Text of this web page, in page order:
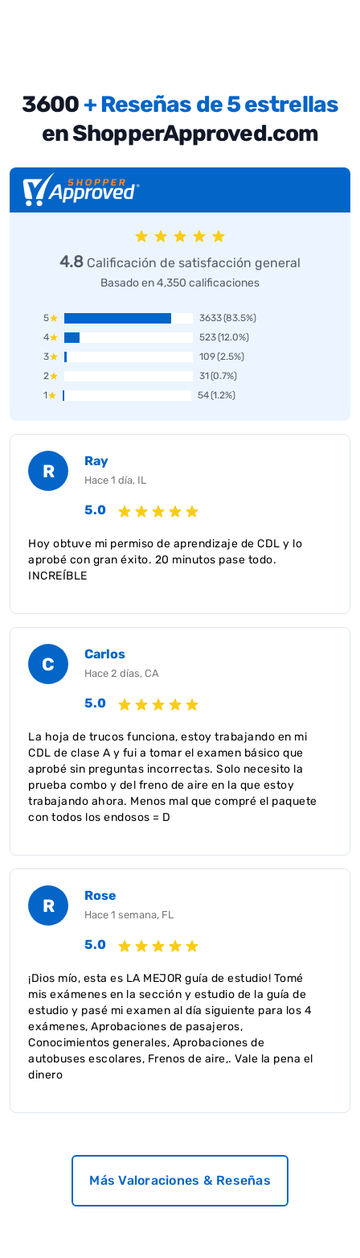
3600 + Reseñas de 5 estrellas
en ShopperApproved.com
4.8 Calificación de satisfacción general
Basado en 4,350 calificaciones
5 3633(83.5%)
4
523(12.0%)
3
109(2.5%)
2
31 (0.7%)
1
54(1.2%)
R Ray
Hace 1 día, IL
5.0
Hoy obtuve mi permiso de aprendizaje de CDL y lo
aprobé con gran éxito. 20 minutos pase todo.
INCREÍBLE
C Carlos
Hace 2 días, CA
5.0
La hoja de trucos funciona, estoy trabajando en mi
CDL de clase A y fui a tomar el examen básico que
aprobé sin preguntas incorrectas. Solo necesito la
prueba combo y del freno de aire en la que estoy
trabajando ahora. Menos mal que compré el paquete
con todos los endosos = D
R Rose
Hace 1 semana, FL
5.0
¡Dios mío, esta es LA MEJOR guía de estudio! Tomé
mis exámenes en la sección y estudio de la guía de
estudio y pasé mi examen al día siguiente para los 4
exámenes, Aprobaciones de pasajeros,
Conocimientos generales, Aprobaciones de
autobuses escolares, Frenos de aire,. Vale la pena el
dinero
Más Valoraciones & Reseñas